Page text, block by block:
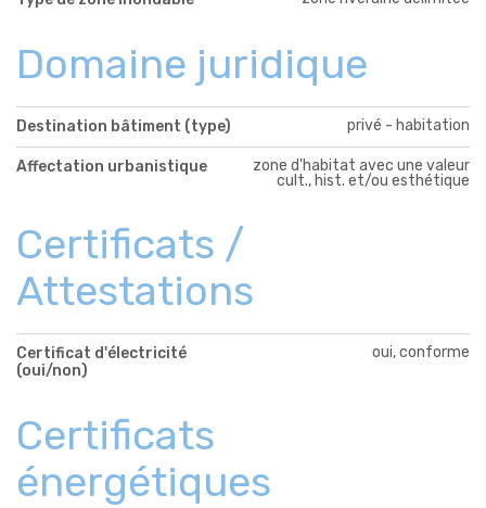
Domaine juridique
Destination bâtiment (type) privé - habitation
Affectation urbanistique
zone d'habitat avec une valeur
cult., hist. et/ou esthétique
Certificats /
Attestations
Certificat d'électricité
(oui/non)
oui, conforme
Certificats
énergétiques